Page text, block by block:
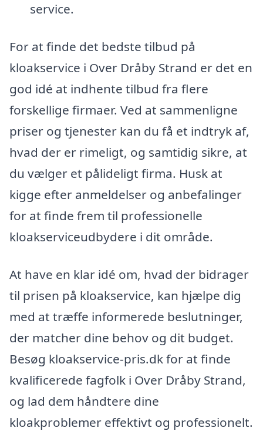
service.
For at finde det bedste tilbud på
kloakservice i Over Dråby Strand er det en
god idé at indhente tilbud fra flere
forskellige firmaer. Ved at sammenligne
priser og tjenester kan du få et indtryk af,
hvad der er rimeligt, og samtidig sikre, at
du vælger et pålideligt firma. Husk at
kigge efter anmeldelser og anbefalinger
for at finde frem til professionelle
kloakserviceudbydere i dit område.
At have en klar idé om, hvad der bidrager
til prisen på kloakservice, kan hjælpe dig
med at træffe informerede beslutninger,
der matcher dine behov og dit budget.
Besøg kloakservice-pris.dk for at finde
kvalificerede fagfolk i Over Dråby Strand,
og lad dem håndtere dine
kloakproblemer effektivt og professionelt.